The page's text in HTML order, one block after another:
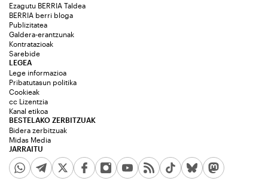
Ezagutu BERRIA Taldea
BERRIA berri bloga
Publizitatea
Galdera-erantzunak
Kontratazioak
Sarebide
JARRAITU
LEGEA
Lege informazioa
Pribatutasun politika
Cookieak
cc Lizentzia
Kanal etikoa
BESTELAKO ZERBITZUAK
Bidera zerbitzuak
Midas Media